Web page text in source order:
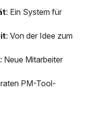
: Ein System für
: Von der Idee zum
: Neue Mitarbeiter
PM-Tool-